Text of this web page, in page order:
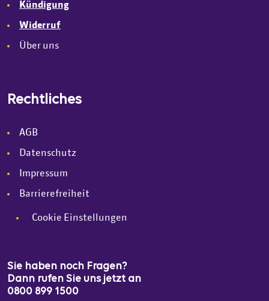
Kündigung
Widerruf
Über uns
Rechtliches
AGB
Datenschutz
Impressum
Barrierefreiheit
Cookie Einstellungen
Sie haben noch Fragen?
Dann rufen Sie uns jetzt an
0800 899 1500